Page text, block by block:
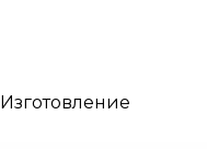
Изготовление